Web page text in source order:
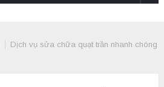
Dịch vụ sửa chữa quạt trần nhanh chóng